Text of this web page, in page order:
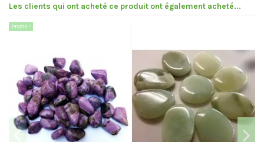
Les clients qui ont acheté ce produit ont également acheté...
Promo !